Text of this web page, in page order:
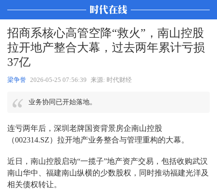
招商系核心高管空降“救火”，南山控股
拉开地产整合大幕，过去两年累计亏损
37亿
梁争誉 2026-05-25 07:56:39 来源: 时代财经
业务协同已开始落地。
连亏两年后，深圳老牌国资背景房企南山控股
（002314.SZ）拉开地产业务整合与管理重构的大幕。
近日，南山控股启动“一揽子”地产资产交易，包括收购武汉
南山华中、福建南山纵横的少数股权，同时推动福建光洋及
相关债权转让。